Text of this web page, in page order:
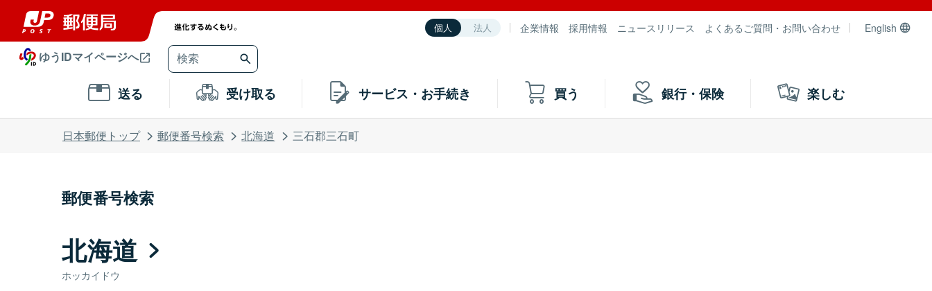
個人 法人 企業情報 採用情報 ニュースリリース よくあるご質問・お問い合わせ English
ゆうIDマイページへ
送る 受け取る サービス・お手続き 買う 銀行・保険 楽しむ
日本郵便トップ 郵便番号検索 北海道 三石郡三石町
郵便番号検索
北海道
ホッカイドウ